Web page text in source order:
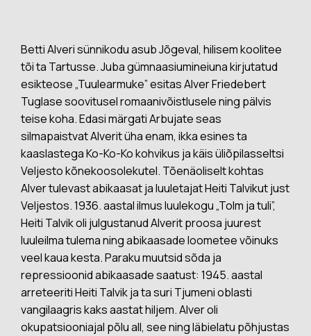
Betti Alveri sünnikodu asub Jõgeval, hilisem koolitee
tõi ta Tartusse. Juba gümnaasiumineiuna kirjutatud
esikteose „Tuulearmuke” esitas Alver Friedebert
Tuglase soovitusel romaanivõistlusele ning pälvis
teise koha. Edasi märgati Arbujate seas
silmapaistvat Alverit üha enam, ikka esines ta
kaaslastega Ko-Ko-Ko kohvikus ja käis üliõpilasseltsi
Veljesto kõnekoosolekutel. Tõenäoliselt kohtas
Alver tulevast abikaasat ja luuletajat Heiti Talvikut just
Veljestos. 1936. aastal ilmus luulekogu „Tolm ja tuli”,
Heiti Talvik oli julgustanud Alverit proosa juurest
luuleilma tulema ning abikaasade loometee võinuks
veel kaua kesta. Paraku muutsid sõda ja
repressioonid abikaasade saatust: 1945. aastal
arreteeriti Heiti Talvik ja ta suri Tjumeni oblasti
vangilaagris kaks aastat hiljem. Alver oli
okupatsiooniajal põlu all, see ning läbielatu põhjustas